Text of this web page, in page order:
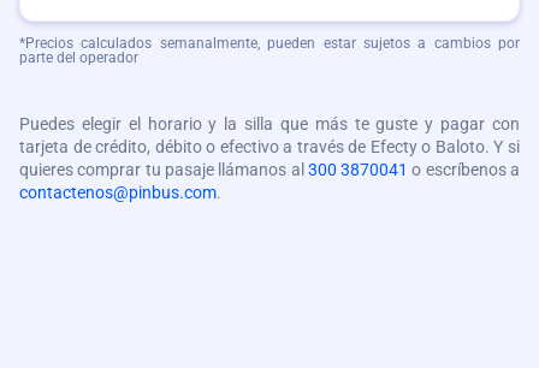
*Precios calculados semanalmente, pueden estar sujetos a cambios por
parte del operador
Puedes elegir el horario y la silla que más te guste y pagar con
tarjeta de crédito, débito o efectivo a través de Efecty o Baloto. Y si
quieres comprar tu pasaje llámanos al 300 3870041 o escríbenos a
contactenos@pinbus.com.